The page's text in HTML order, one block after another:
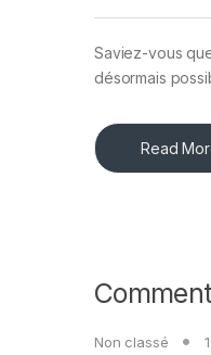
Saviez-vous
désormais
Read
Non classé